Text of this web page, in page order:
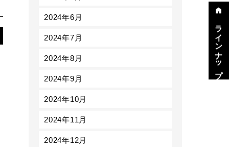
2024年6月
2024年7月
2024年8月
2024年9月
2024年10月
2024年11月
2024年12月
ラインナップ